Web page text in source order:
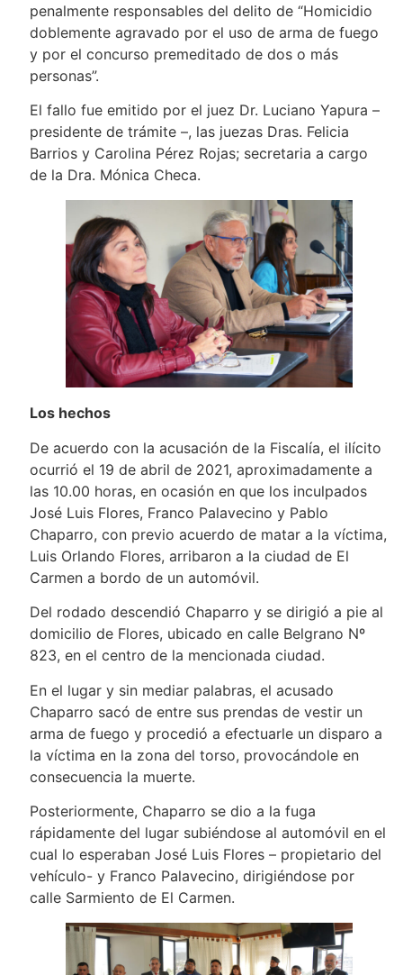
penalmente responsables del delito de “Homicidio
doblemente agravado por el uso de arma de fuego
y por el concurso premeditado de dos o más
personas”.
El fallo fue emitido por el juez Dr. Luciano Yapura –
presidente de trámite –, las juezas Dras. Felicia
Barrios y Carolina Pérez Rojas; secretaria a cargo
de la Dra. Mónica Checa.
Los hechos
De acuerdo con la acusación de la Fiscalía, el ilícito
ocurrió el 19 de abril de 2021, aproximadamente a
las 10.00 horas, en ocasión en que los inculpados
José Luis Flores, Franco Palavecino y Pablo
Chaparro, con previo acuerdo de matar a la víctima,
Luis Orlando Flores, arribaron a la ciudad de El
Carmen a bordo de un automóvil.
Del rodado descendió Chaparro y se dirigió a pie al
domicilio de Flores, ubicado en calle Belgrano Nº
823, en el centro de la mencionada ciudad.
En el lugar y sin mediar palabras, el acusado
Chaparro sacó de entre sus prendas de vestir un
arma de fuego y procedió a efectuarle un disparo a
la víctima en la zona del torso, provocándole en
consecuencia la muerte.
Posteriormente, Chaparro se dio a la fuga
rápidamente del lugar subiéndose al automóvil en el
cual lo esperaban José Luis Flores – propietario del
vehículo- y Franco Palavecino, dirigiéndose por
calle Sarmiento de El Carmen.